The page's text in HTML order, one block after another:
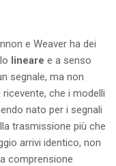
e Weaver ha dei
lineare e a senso
segnale, ma non
che i modelli
nato per i segnali
trasmissione più che
arrivi identico, non
comprensione